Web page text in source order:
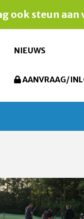
ook steun aan
NIEUWS
AANVRAAG/